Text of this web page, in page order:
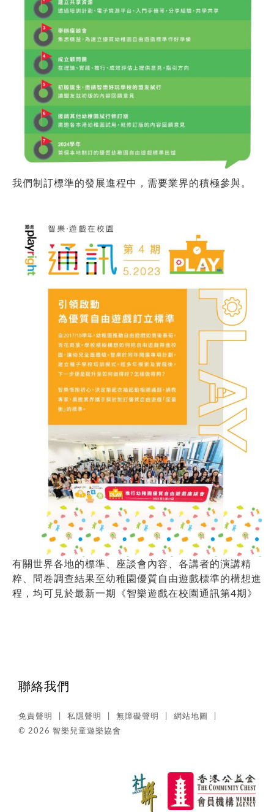
我們制訂標準的發展進程中，需要業界的積極參與。
有關世界各地的標準、座談會內容、各講者的演講精
粹、問卷調查結果至幼稚園優質自由遊戲標準的構想進
程，均可見於最新一期《智樂遊戲在校園通訊第4期》
聯絡我們
免責聲明 私隱聲明 無障礙聲明
網站地圖
© 2026 智樂兒童遊樂協會